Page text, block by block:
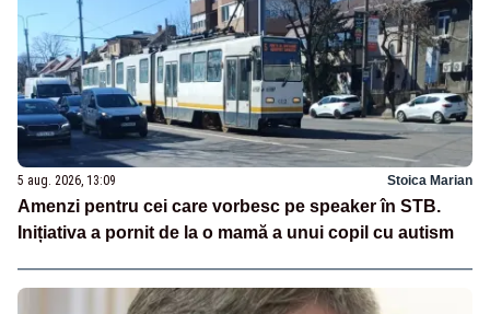
5 aug. 2026, 13:09 Stoica Marian
Amenzi pentru cei care vorbesc pe speaker în STB.
Inițiativa a pornit de la o mamă a unui copil cu autism